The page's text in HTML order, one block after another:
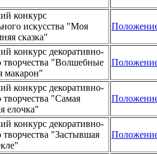
конкурс
искусства "Моя
сказка"
конкурс декоративно-
творчества "Волшебные
макарон"
конкурс декоративно-
творчества "Самая
елочка"
конкурс декоративно-
творчества "Застывшая